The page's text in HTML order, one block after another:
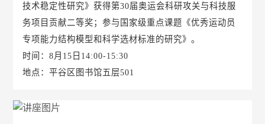
技术稳定性研究》获得第30届奥运会科研攻关与科技服
务项目贡献二等奖；参与国家级重点课题《优秀运动员
专项能力结构模型和科学选材标准的研究》。
时间：8月15日14:00-15:30
地点：平谷区图书馆五层501